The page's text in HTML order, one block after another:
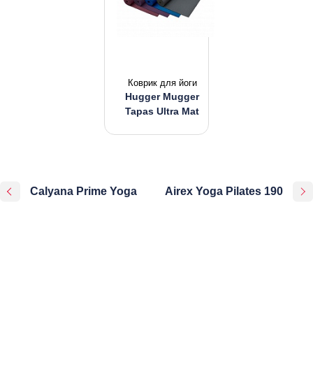
Коврик для йоги
Hugger Mugger
Tapas Ultra Mat
Calyana Prime Yoga Airex Yoga Pilates 190